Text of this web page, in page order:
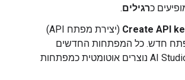
כרגילים.
Create API
(יצירת מפתח API)
חדש. כל המפתחות החדשים
שנוצרים ב-AI Studio נוצרים אוטומטית כמפתחות